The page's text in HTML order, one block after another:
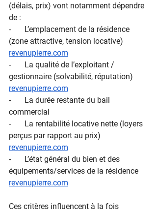
(délais, prix) vont notamment dépendre
de :
-       L’emplacement de la résidence
(zone attractive, tension locative)
revenupierre.com
-       La qualité de l’exploitant /
gestionnaire (solvabilité, réputation)
revenupierre.com
-       La durée restante du bail
commercial
-       La rentabilité locative nette (loyers
perçus par rapport au prix)
revenupierre.com
-       L’état général du bien et des
équipements/services de la résidence
revenupierre.com
Ces critères influencent à la fois